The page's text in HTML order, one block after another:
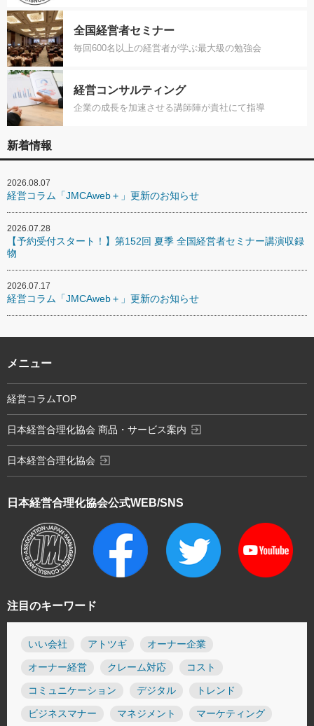
全国経営者セミナー
毎回600名以上の経営者が学ぶ最大級の勉強会
経営コンサルティング
企業の成長を加速させる講師陣が貴社にて指導
新着情報
2026.08.07
経営コラム「JMCAweb＋」更新のお知らせ
2026.07.28
【予約受付スタート！】第152回 夏季 全国経営者セミナー講演収録
物
2026.07.17
経営コラム「JMCAweb＋」更新のお知らせ
注目のキーワード
いい会社 アトツギ オーナー企業
オーナー経営 クレーム対応 コスト
コミュニケーション デジタル トレンド
ビジネスマナー マネジメント マーケティング
日本経営合理化協会公式WEB/SNS
メニュー
経営コラムTOP
日本経営合理化協会 商品・サービス案内 exit_to_app
日本経営合理化協会 exit_to_app